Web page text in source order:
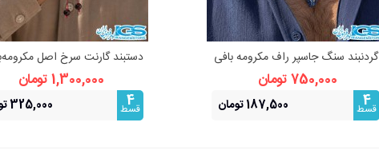
نمایش سریع
گردنبند سنگ جاسپر راف مکرومه بافی
فری سایز
750,000 تومان
4
قسط 187,500 تومان
نمایش سریع
دستبند گارنت سرخ اصل
سنگ عشق
1,300,000 تومان
4
قسط 325,000 تومان